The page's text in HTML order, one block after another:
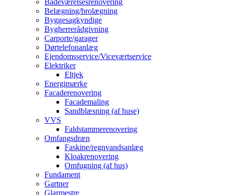
Badeværelsesrenovering
Belægning/brolægning
Byggesagkyndige
Bygherrerådgivning
Carporte/garager
Dørtelefonanlæg
Ejendomsservice/Viceværtservice
Elektriker
Eltjek
Energimærke
Facaderenovering
Facademaling
Sandblæsning (af huse)
VVS
Faldstammerenovering
Omfangsdræn
Faskine/regnvandsanlæg
Kloakrenovering
Omfugning (af hus)
Fundament
Gartner
Glarmestre